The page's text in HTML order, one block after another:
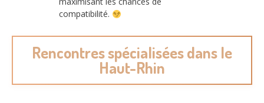
compatibilité.
Rencontres spécialisées dans le
Haut-Rhin